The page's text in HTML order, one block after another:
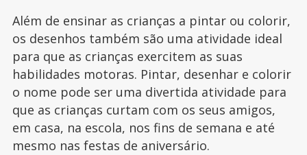
Além de ensinar as crianças a pintar ou colorir,
os desenhos também são uma atividade ideal
para que as crianças exercitem as suas
habilidades motoras. Pintar, desenhar e colorir
o nome pode ser uma divertida atividade para
que as crianças curtam com os seus amigos,
em casa, na escola, nos fins de semana e até
mesmo nas festas de aniversário.